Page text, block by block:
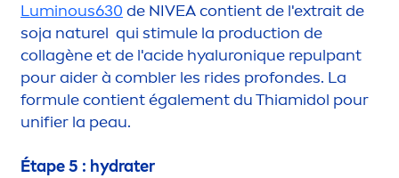
Luminous630 de NIVEAcontient de l'extrait de
soja naturel qui stimule la production de
collagène et de l'acide hyaluronique repulpant
pour aider à combler les rides profondes. La
formule contient également du Thiamidol pour
unifier la peau.
Étape 5 : hydrater